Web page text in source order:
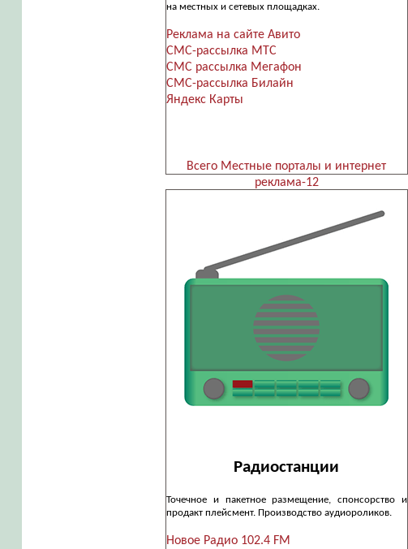
на местных и сетевых площадках.
Реклама на сайте Авито
СМС-рассылка МТС
СМС рассылка Мегафон
СМС-рассылка Билайн
Яндекс Карты
Всего Местные порталы и интернет
реклама-12
Радиостанции
Точечное и пакетное размещение, спонсорство и
продакт плейсмент. Производство аудиороликов.
Новое Радио 102.4 FM